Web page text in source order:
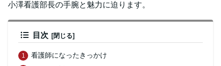
小澤看護部長の手腕と魅力に迫ります。
目次
看護師になったきっかけ